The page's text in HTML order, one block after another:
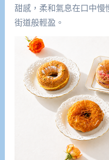
甜感，柔和氣息在口中慢
街道般輕盈。